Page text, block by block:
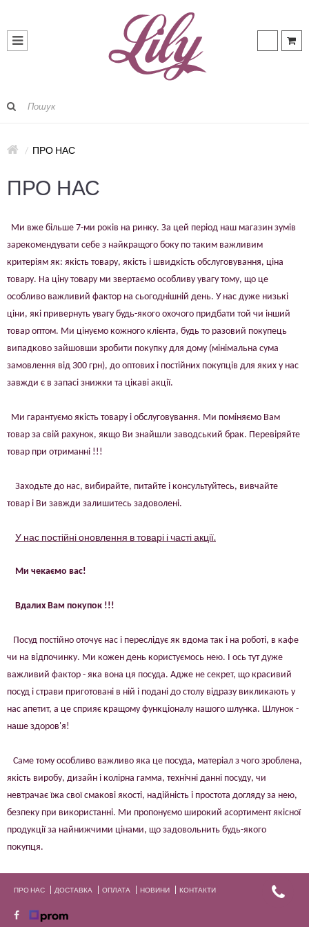
ПРО НАС
ПРО НАС
Ми вже більше 7-ми років на ринку. За цей період наш магазин зумів
зарекомендувати себе з найкращого боку по таким важливим
критеріям як: якість товару, якість і швидкість обслуговування, ціна
товару. На ціну товару ми звертаємо особливу увагу тому, що це
особливо важливий фактор на сьогоднішній день. У нас дуже низькі
ціни, які привернуть увагу будь-якого охочого придбати той чи інший
товар оптом. Ми цінуємо кожного клієнта, будь то разовий покупець
випадково зайшовши зробити покупку для дому (мінімальна сума
замовлення від 300 грн), до оптових і постійних покупців для яких у нас
завжди є в запасі знижки та цікаві акції.
Ми гарантуємо якість товару і обслуговування. Ми поміняємо Вам
товар за свій рахунок, якщо Ви знайшли заводський брак. Перевіряйте
товар при отриманні !!!
Заходьте до нас, вибирайте, питайте і консультуйтесь, вивчайте
товар і Ви завжди залишитесь задоволені.
У нас постійні оновлення в товарі і часті акції.
Ми чекаємо вас!
Вдалих Вам покупок !!!
Посуд постійно оточує нас і переслідує як вдома так і на роботі, в кафе
чи на відпочинку. Ми кожен день користуємось нею. І ось тут дуже
важливий фактор - яка вона ця посуда. Адже не секрет, що красивий
посуд і страви приготовані в ній і подані до столу відразу викликають у
нас апетит, а це сприяє кращому функціоналу нашого шлунка. Шлунок -
наше здоров'я!
Саме тому особливо важливо яка це посуда, матеріал з чого зроблена,
якість виробу, дизайн і колірна гамма, технічні данні посуду, чи
невтрачає їжа свої смакові якості, надійність і простота догляду за нею,
безпеку при використанні. Ми пропонуємо широкий асортимент якісної
продукції за найнижчими цінами, що задовольнить будь-якого
покупця.
ПРО НАС ДОСТАВКА ОПЛАТА НОВИНИ КОНТАКТИ